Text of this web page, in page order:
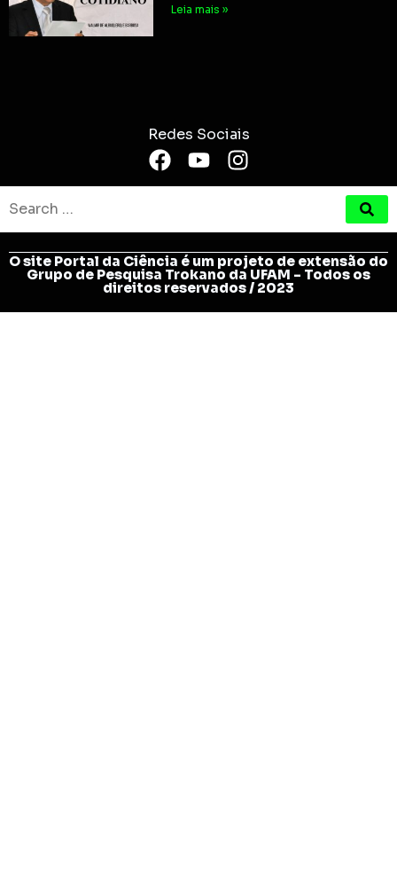
Leia mais »
Redes Sociais
O site Portal da Ciência é um projeto de extensão do
Grupo de Pesquisa Trokano da UFAM - Todos os
direitos reservados / 2023